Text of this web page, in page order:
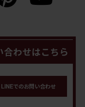
わせはこちら
LINEでのお問い合わせ